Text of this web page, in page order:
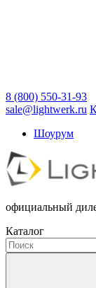
8 (800) 550-31-93
sale@lightwerk.ru
Шоурум
официальный
Каталог